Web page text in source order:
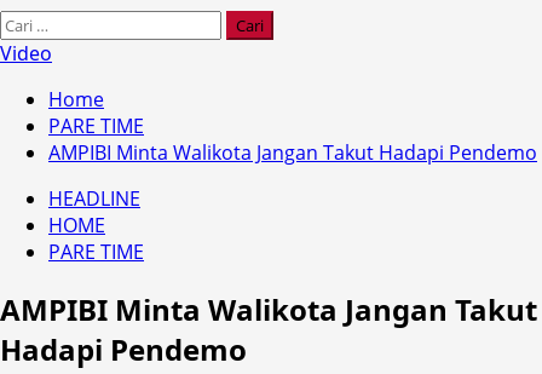
Cari
untuk:
Video
Home
PARE TIME
AMPIBI Minta Walikota Jangan Takut Hadapi Pendemo
HEADLINE
HOME
PARE TIME
AMPIBI Minta Walikota Jangan Takut
Hadapi Pendemo